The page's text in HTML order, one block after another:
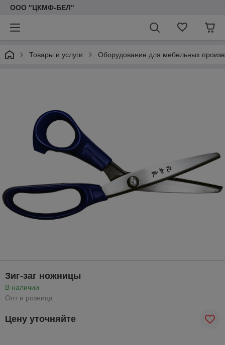
ООО "ЦКМФ-БЕЛ"
Товары и услуги Оборудование для мебельных
Зиг-заг ножницы
В наличии
Опт и розница
Цену уточняйте